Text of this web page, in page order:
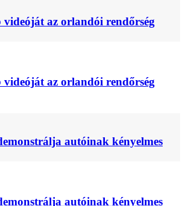
az orlandói rendőrség
az orlandói rendőrség
autóinak kényelmes
autóinak kényelmes